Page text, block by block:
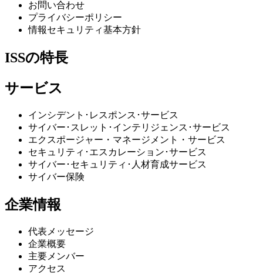
お問い合わせ
プライバシーポリシー
情報セキュリティ基本方針
ISSの特長
サービス
インシデント･レスポンス･サービス
サイバー･スレット･インテリジェンス･サービス
エクスポージャー・マネージメント・サービス
セキュリティ･エスカレーション･サービス
サイバー･セキュリティ･人材育成サービス
サイバー保険
企業情報
代表メッセージ
企業概要
主要メンバー
アクセス